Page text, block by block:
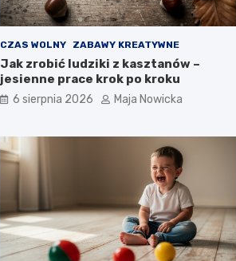
CZAS WOLNY ZABAWY KREATYWNE
Jak zrobić ludziki z kasztanów –
jesienne prace krok po kroku
6 sierpnia 2026 Maja Nowicka